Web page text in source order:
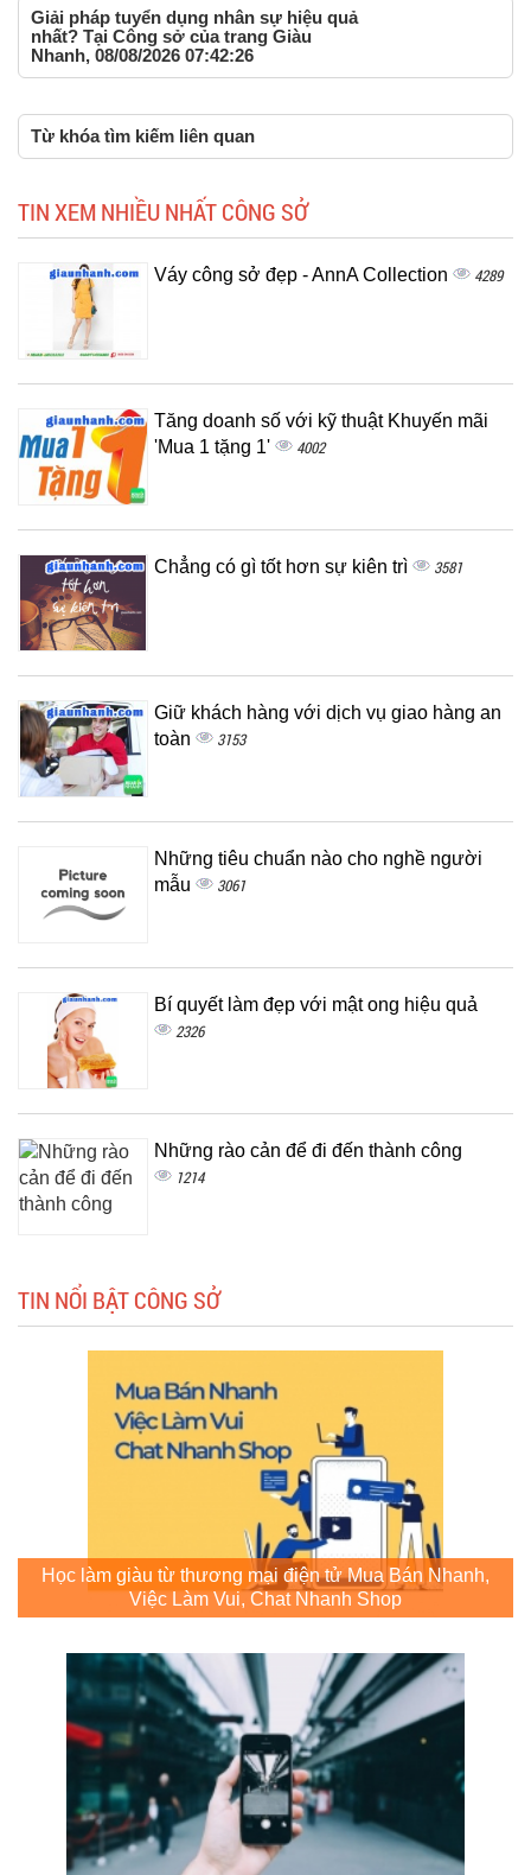
Giải pháp tuyển dụng nhân sự hiệu quả
nhất? Tại Công sở của trang Giàu
Nhanh, 08/08/2026 07:42:26
Từ khóa tìm kiếm liên quan
TIN XEM NHIỀU NHẤT CÔNG SỞ
Váy công sở đẹp - AnnA Collection 4289
Tăng doanh số với kỹ thuật Khuyến mãi
'Mua 1 tặng 1'
4002
Chẳng có gì tốt hơn sự kiên trì 3581
Giữ khách hàng với dịch vụ giao hàng an
toàn
3153
Những tiêu chuẩn nào cho nghề người
mẫu
3061
Bí quyết làm đẹp với mật ong hiệu quả
2326
Những rào cản để đi đến thành công
1214
TIN NỔI BẬT CÔNG SỞ
Học làm giàu từ thương mại điện tử Mua Bán Nhanh,
Việc Làm Vui, Chat Nhanh Shop